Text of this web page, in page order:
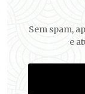
Sem spam,
e